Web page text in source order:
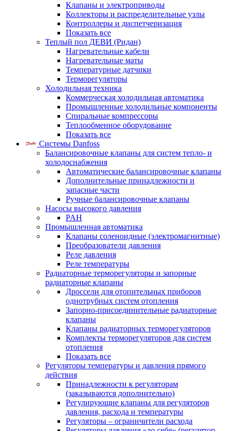
Клапаны и электроприводы
Коллекторы и распределительные узлы
Контроллеры и диспетчеризация
Показать все
Теплый пол ДЕВИ (Ридан)
Нагревательные кабели
Нагревательные маты
Температурные датчики
Терморегуляторы
Холодильная техника
Коммерческая холодильная автоматика
Промышленные холодильные компоненты
Спиральные компрессоры
Теплообменное оборудование
Показать все
Системы Danfoss
Балансировочные клапаны для систем тепло- и
холодоснабжения
Автоматические балансировочные клапаны
Дополнительные принадлежности и
запасные части
Ручные балансировочные клапаны
Насосы высокого давления
PAH
Промышленная автоматика
Клапаны соленоидные (электромагнитные)
Преобразователи давления
Реле давления
Реле температуры
Радиаторные терморегуляторы и запорные
радиаторные клапаны
Дроссели для отопительных приборов
однотрубных систем отопления
Запорно-присоединительные радиаторные
клапаны
Клапаны радиаторных терморегуляторов
Комплекты терморегуляторов для систем
отопления
Показать все
Регуляторы температуры и давления прямого
действия
Принадлежности к регуляторам
(заказываются дополнительно)
Регулирующие клапаны для регуляторов
давления, расхода и температуры
Регуляторы – ограничители расхода